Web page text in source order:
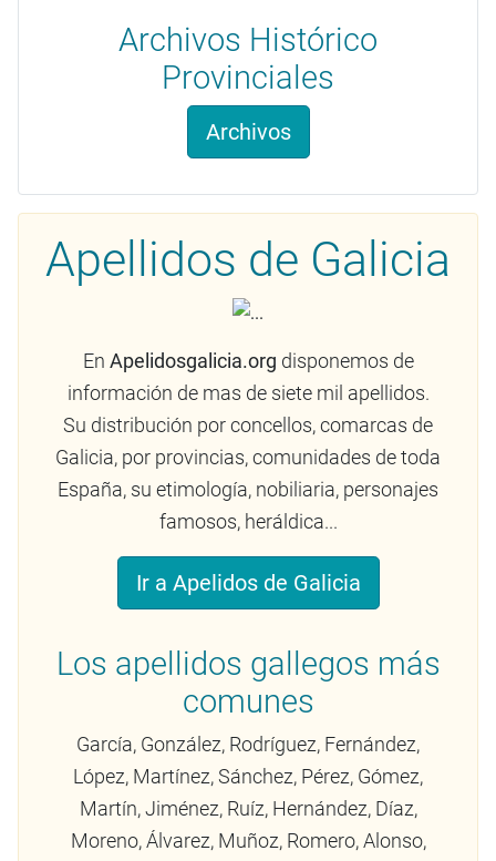
Archivos Histórico
Provinciales
Archivos
Apellidos de Galicia
En Apelidosgalicia.org disponemos de
información de mas de siete mil apellidos.
Su distribución por concellos, comarcas de
Galicia, por provincias, comunidades de toda
España, su etimología, nobiliaria, personajes
famosos, heráldica...
Ir a Apelidos de Galicia
Los apellidos gallegos más
comunes
García, González, Rodríguez, Fernández,
López, Martínez, Sánchez, Pérez, Gómez,
Martín, Jiménez, Ruíz, Hernández, Díaz,
Moreno, Álvarez, Muñoz, Romero, Alonso,